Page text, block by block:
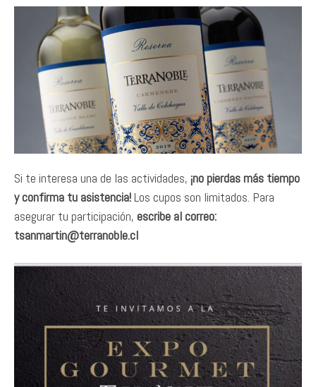
Si te interesa una de las actividades, ¡no pierdas más tiempo
y confirma tu asistencia!Los cupos son limitados. Para
asegurar tu participación, escribe al correo:
tsanmartin@terranoble.cl